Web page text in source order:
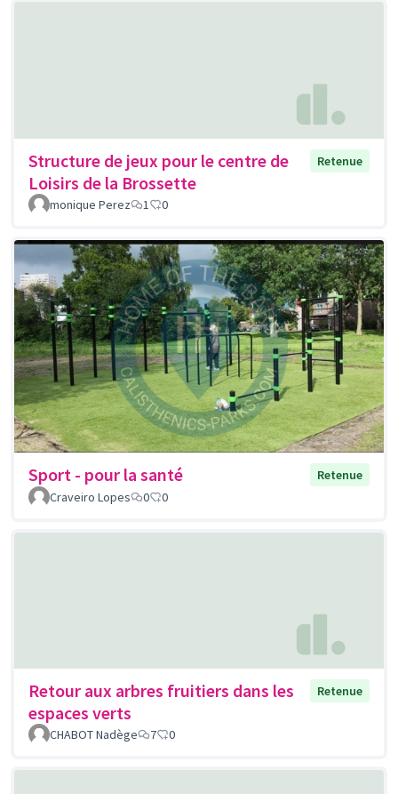
Structure de jeux pour le centre de
Loisirs de la Brossette
Retenue
monique Perez 1 0
Sport - pour la santé
Retenue
Craveiro Lopes
0 0
Retour aux arbres fruitiers dans les
espaces verts
Retenue
CHABOT Nadège 7 0